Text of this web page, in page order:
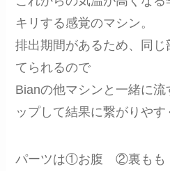
キリする感覚のマシン。
排出期間があるため、同
てられるので
Bianの他マシンと一緒に
ップして結果に繋がりや
パーツは①お腹 ②裏もも